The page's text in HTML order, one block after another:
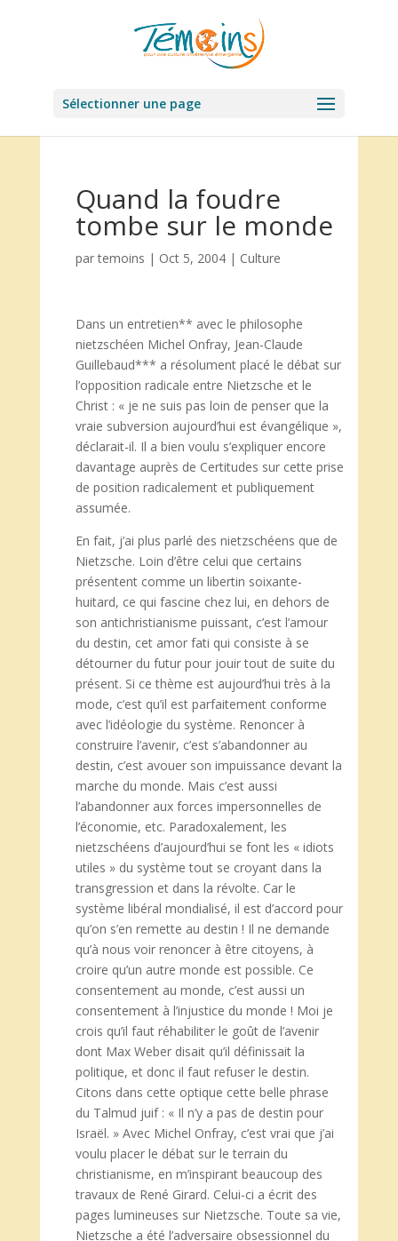
Sélectionner une page
Quand la foudre
tombe sur le monde
partemoins | Oct 5, 2004| Culture
Dans un entretien** avec le philosophe
nietzschéen Michel Onfray, Jean-Claude
Guillebaud*** a résolument placé le débat sur
l’opposition radicale entre Nietzsche et le
Christ : « je ne suis pas loin de penser que la
vraie subversion aujourd’hui est évangélique »,
déclarait-il. Il a bien voulu s’expliquer encore
davantage auprès de Certitudes sur cette prise
de position radicalement et publiquement
assumée.
En fait, j’ai plus parlé des nietzschéens que de
Nietzsche. Loin d’être celui que certains
présentent comme un libertin soixante-
huitard, ce qui fascine chez lui, en dehors de
son antichristianisme puissant, c’est l’amour
du destin, cet amor fati qui consiste à se
détourner du futur pour jouir tout de suite du
présent. Si ce thème est aujourd’hui très à la
mode, c’est qu’il est parfaitement conforme
avec l’idéologie du système. Renoncer à
construire l’avenir, c’est s’abandonner au
destin, c’est avouer son impuissance devant la
marche du monde. Mais c’est aussi
l’abandonner aux forces impersonnelles de
l’économie, etc. Paradoxalement, les
nietzschéens d’aujourd’hui se font les « idiots
utiles » du système tout se croyant dans la
transgression et dans la révolte. Car le
système libéral mondialisé, il est d’accord pour
qu’on s’en remette au destin ! Il ne demande
qu’à nous voir renoncer à être citoyens, à
croire qu’un autre monde est possible. Ce
consentement au monde, c’est aussi un
consentement à l’injustice du monde ! Moi je
crois qu’il faut réhabiliter le goût de l’avenir
dont Max Weber disait qu’il définissait la
politique, et donc il faut refuser le destin.
Citons dans cette optique cette belle phrase
du Talmud juif : « Il n’y a pas de destin pour
Israël. » Avec Michel Onfray, c’est vrai que j’ai
voulu placer le débat sur le terrain du
christianisme, en m’inspirant beaucoup des
travaux de René Girard. Celui-ci a écrit des
pages lumineuses sur Nietzsche. Toute sa vie,
Nietzsche a été l’adversaire obsessionnel du